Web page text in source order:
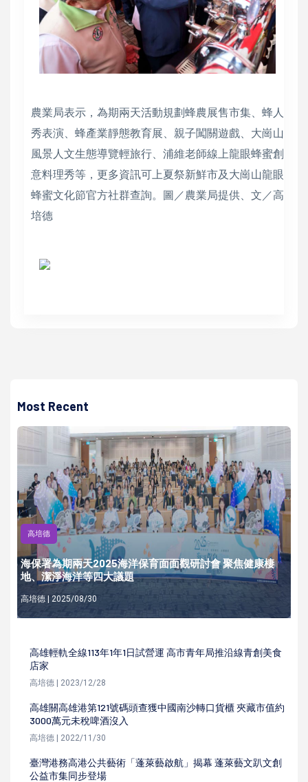
農業局表示，為期兩天活動規劃蜂農展售市集、蜂人
秀表演、蜂產業靜態教育展、親子闖關遊戲、大崗山
風景人文生態導覽輕旅行、浦維老師線上龍眼蜂蜜創
意料理秀等，更多資訊可上夏祭新鮮市及大崗山龍眼
蜂蜜文化節官方社群查詢。圖／農業局提供、文／高
培德
Most Recent
高培德
海保署為期兩天2025海洋保育面面觀研討會 聚焦健康棲
地、潔淨海洋等四大議題
高培德 | 2025/08/30
高雄輕軌全線113年1年1日試營運 高市青年局推沿線青創美食
店家
高培德 | 2023/12/28
高雄關高雄港第121號碼頭查獲中國南沙轉口貨櫃 夾藏市值約
3000萬元未稅啤酒沒入
高培德 | 2022/11/30
臺灣港務高港公共藝術「蓬萊藝啟航」揭幕 蓬萊藝文趴文創
公益市集同步登場